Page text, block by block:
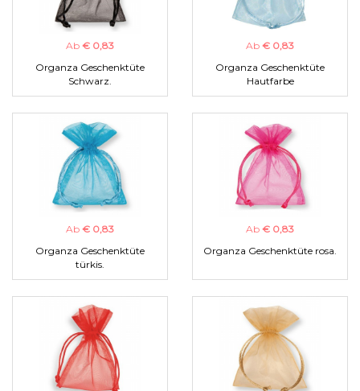
Ab € 0,83
Organza Geschenktüte
Schwarz.
Ab € 0,83
Organza Geschenktüte
Hautfarbe
Ab € 0,83
Organza Geschenktüte
türkis.
Ab € 0,83
Organza Geschenktüte rosa.